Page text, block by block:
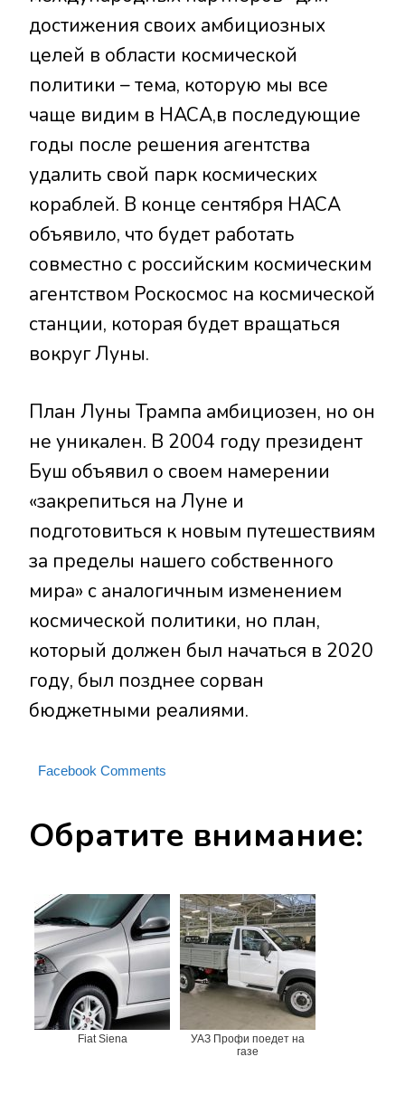
достижения своих амбициозных
целей в области космической
политики – тема, которую мы все
чаще видим в НАСА,в последующие
годы после решения агентства
удалить свой парк космических
кораблей. В конце сентября НАСА
объявило, что будет работать
совместно с российским космическим
агентством Роскосмос на космической
станции, которая будет вращаться
вокруг Луны.
План Луны Трампа амбициозен, но он
не уникален. В 2004 году президент
Буш объявил о своем намерении
«закрепиться на Луне и
подготовиться к новым путешествиям
за пределы нашего собственного
мира» с аналогичным изменением
космической политики, но план,
который должен был начаться в 2020
году, был позднее сорван
бюджетными реалиями.
Facebook Comments
Обратите внимание:
Fiat Siena
УАЗ Профи поедет на
газе